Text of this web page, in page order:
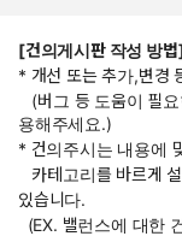
[건의게시판 작성 방
* 개선 또는 추가,변경
(버그 등 도움이 필
용해주세요.)
* 건의주시는 내용에
카테고리를 바르게
있습니다.
(EX. 밸런스에 대한